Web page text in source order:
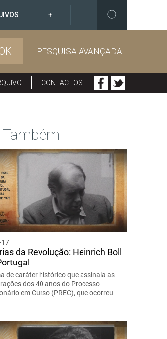
+
OK PESQUISA AVANÇADA
CONTACTOS
Também
17
da Revolução: Heinrich Boll
de caráter histórico que assinala as
dos 40 anos do Processo
em Curso (PREC), que ocorreu